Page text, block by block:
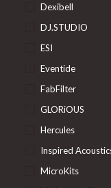
Dexibell
DJ.STUDIO
ESI
Eventide
FabFilter
GLORiOUS
Hercules
Inspired
MicroKits